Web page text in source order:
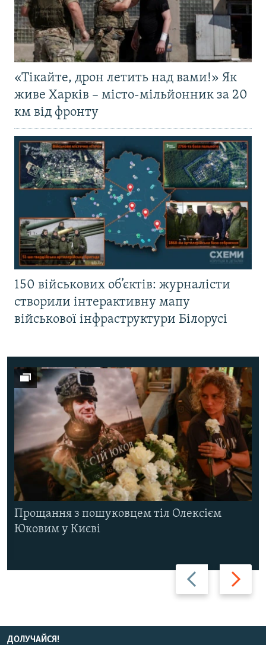
«Тікайте, дрон летить над вами!» Як
живе Харків – місто-мільйонник за 20
км від фронту
150 військових об’єктів: журналісти
створили інтерактивну мапу
військової інфраструктури Білорусі
Назад Вперед
Прощання з пошуковцем тіл Олексієм
Юковим у Києві
ДОЛУЧАЙСЯ!